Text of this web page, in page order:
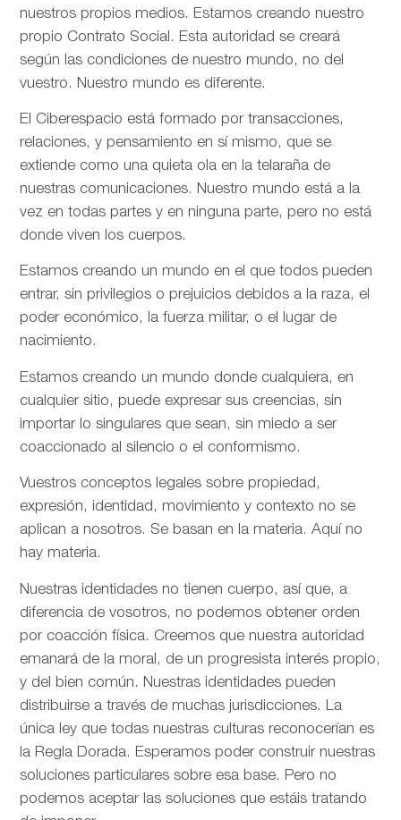
nuestros propios medios. Estamos creando nuestro
propio Contrato Social. Esta autoridad se creará
según las condiciones de nuestro mundo, no del
vuestro. Nuestro mundo es diferente.
El Ciberespacio está formado por transacciones,
relaciones, y pensamiento en sí mismo, que se
extiende como una quieta ola en la telaraña de
nuestras comunicaciones. Nuestro mundo está a la
vez en todas partes y en ninguna parte, pero no está
donde viven los cuerpos.
Estamos creando un mundo en el que todos pueden
entrar, sin privilegios o prejuicios debidos a la raza, el
poder económico, la fuerza militar, o el lugar de
nacimiento.
Estamos creando un mundo donde cualquiera, en
cualquier sitio, puede expresar sus creencias, sin
importar lo singulares que sean, sin miedo a ser
coaccionado al silencio o el conformismo.
Vuestros conceptos legales sobre propiedad,
expresión, identidad, movimiento y contexto no se
aplican a nosotros. Se basan en la materia. Aquí no
hay materia.
Nuestras identidades no tienen cuerpo, así que, a
diferencia de vosotros, no podemos obtener orden
por coacción física. Creemos que nuestra autoridad
emanará de la moral, de un progresista interés propio,
y del bien común. Nuestras identidades pueden
distribuirse a través de muchas jurisdicciones. La
única ley que todas nuestras culturas reconocerían es
la Regla Dorada. Esperamos poder construir nuestras
soluciones particulares sobre esa base. Pero no
podemos aceptar las soluciones que estáis tratando